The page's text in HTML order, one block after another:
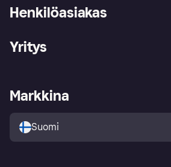
Henkilöasiakas
Ohje
Kirjaudu sisään
Tutustu kauppoihin
Ostajan turva
Yritys
Kirjaudu sisään yrityksenä
Markkina
Suomi